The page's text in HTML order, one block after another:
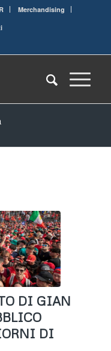
Merchandising
DI GIAN
DI